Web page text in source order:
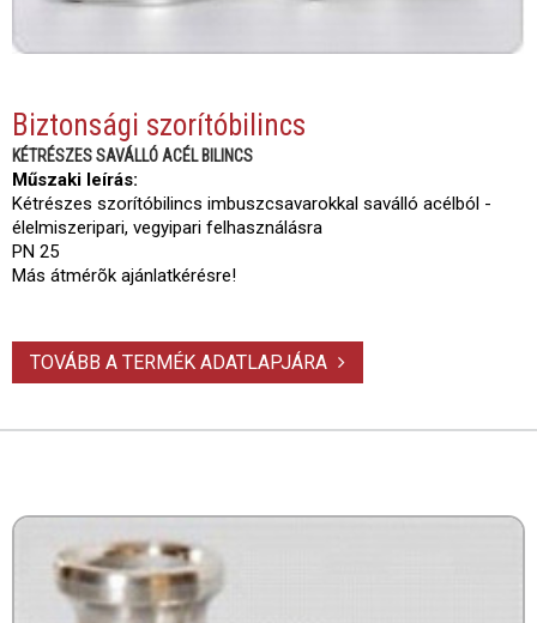
Biztonsági szorítóbilincs
KÉTRÉSZES SAVÁLLÓ ACÉL BILINCS
Műszaki leírás:
Kétrészes szorítóbilincs imbuszcsavarokkal saválló acélból -
élelmiszeripari, vegyipari felhasználásra
PN 25
Más átmérõk ajánlatkérésre!
TOVÁBB A TERMÉK ADATLAPJÁRA